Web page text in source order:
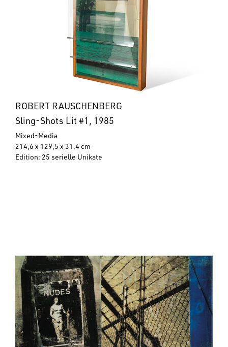
ROBERT RAUSCHENBERG
Sling-Shots Lit #1, 1985
Mixed-Media
214,6 x 129,5 x 31,4 cm
Edition: 25 serielle Unikate